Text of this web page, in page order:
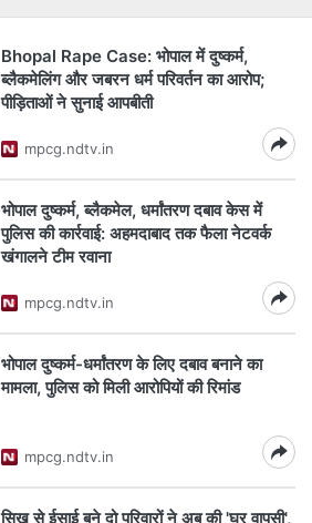
Bhopal Rape Case: भोपाल में दुष्कर्म,
ब्लैकमेलिंग और जबरन धर्म परिवर्तन का आरोप;
पीड़िताओं ने सुनाई आपबीती
mpcg.ndtv.in
भोपाल दुष्कर्म, ब्लैकमेल, धर्मांतरण दबाव केस में
पुलिस की कार्रवाई: अहमदाबाद तक फैला नेटवर्क
खंगालने टीम रवाना
mpcg.ndtv.in
भोपाल दुष्कर्म-धर्मांतरण के लिए दबाव बनाने का
मामला, पुलिस को मिली आरोपियों की रिमांड
mpcg.ndtv.in
सिख से ईसाई बने दो परिवारों ने अब की 'घर वापसी',